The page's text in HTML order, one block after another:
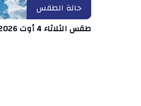
حالة الطقس
طقس الثلاثاء 4 أوت 2026/ الحرارة تلامس 47